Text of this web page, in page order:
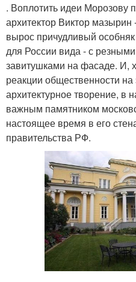
. Воплотить идеи Морозову
архитектор Виктор
вырос причудливый
для России вида - с
завитушками на фасаде. И,
реакции общественности на
архитектурное творение, в
важным памятником
настоящее время в его
правительства РФ.